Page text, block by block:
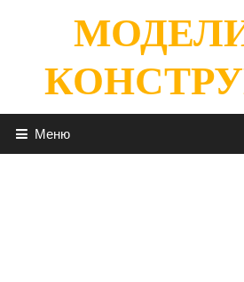
содержимому
Меню